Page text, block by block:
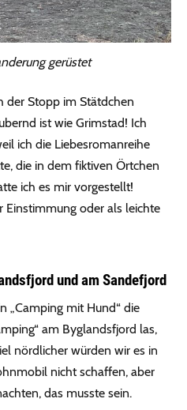
gerüstet
der Stopp im Stätdchen
ist wie Grimstad! Ich
ich die Liebesromanreihe
die in dem fiktiven Örtchen
ich es mir vorgestellt!
oder als leichte
und am Sandefjord
„Camping mit Hund“ die
am Byglandsfjord las,
nördlicher würden wir es in
nicht schaffen, aber
das musste sein.